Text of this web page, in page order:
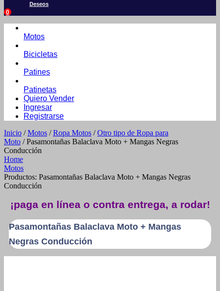
Deseos
0
Motos
Bicicletas
Patines
Patinetas
Quiero Vender
Ingresar
Registrarse
Inicio /Motos /Ropa Motos /Otro tipo de Ropa para
Moto / Pasamontañas Balaclava Moto + Mangas Negras
Conducción
Home
Motos
Productos: Pasamontañas Balaclava Moto + Mangas Negras
Conducción
¡paga en línea o contra entrega, a rodar!
Pasamontañas Balaclava Moto + Mangas
Negras Conducción